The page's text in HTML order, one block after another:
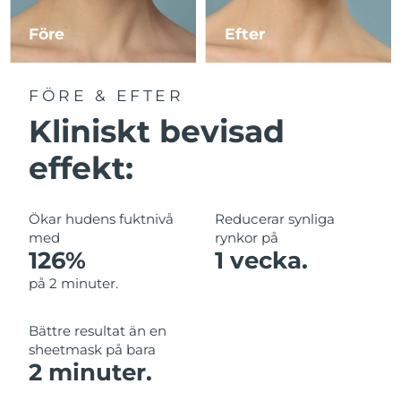
Före Efter
FÖRE & EFTER
Kliniskt bevisad
effekt:
Ökar hudens fuktnivå
med
126%
på 2 minuter.
Reducerar synliga
rynkor på
1 vecka.
Bättre resultat än en
sheetmask på bara
2 minuter.
Förväntad leverans 11/08/2026
Förväntad leverans
Lettland
Libanon
Litauen
Förväntad leverans
09/08/2026
Luxemburg
Förväntad leverans
Macao SAR
Malaysia